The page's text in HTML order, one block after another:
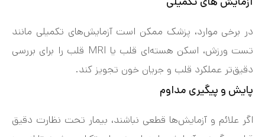
در برخی موارد، پزشک ممکن است آزمایش‌های تکمیلی مانند
تست ورزش، اسکن هسته‌ای قلب یا MRI قلب را برای بررسی
دقیق‌تر عملکرد قلب و جریان خون تجویز کند.
پایش و پیگیری مداوم
اگر علائم و آزمایش‌ها قطعی نباشند، بیمار تحت نظارت دقیق